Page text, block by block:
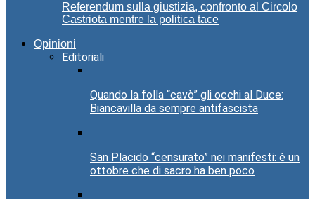
Referendum sulla giustizia, confronto al Circolo
Castriota mentre la politica tace
Opinioni
Editoriali
Quando la folla “cavò” gli occhi al Duce:
Biancavilla da sempre antifascista
San Placido “censurato” nei manifesti: è un
ottobre che di sacro ha ben poco